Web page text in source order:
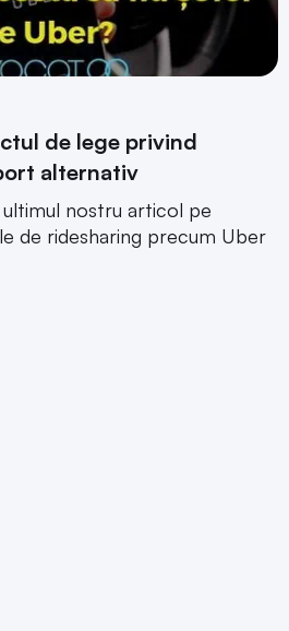
de lege privind
alternativ
nostru articol pe
de ridesharing precum Uber